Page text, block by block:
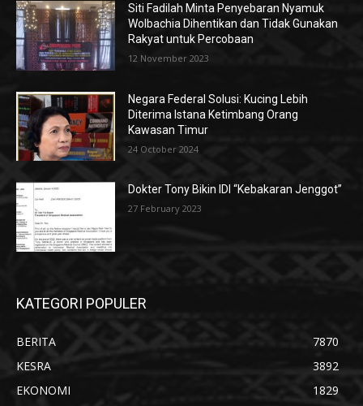
Siti Fadilah Minta Penyebaran Nyamuk
Wolbachia Dihentikan dan Tidak Gunakan
Rakyat untuk Percobaan
12 November 2023
Negara Federal Solusi: Kucing Lebih
Diterima Istana Ketimbang Orang
Kawasan Timur
24 October 2024
Dokter Tony Bikin IDI “Kebakaran Jenggot”
27 February 2023
KATEGORI POPULER
BERITA
7870
KESRA
3892
EKONOMI
1829